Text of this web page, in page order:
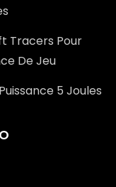
Tracers Pour
De Jeu
5 Joules